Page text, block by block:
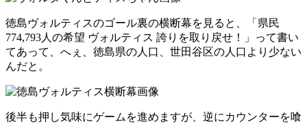
徳島ヴォルティスのゴール裏の横断幕を見ると、「県民
774,793人の希望 ヴォルティス 誇りを取り戻せ！」って書い
てあって、へぇ、徳島県の人口、世田谷区の人口より少ない
んだと。
後半も押し気味にゲームを進めますが、逆にカウンターを喰